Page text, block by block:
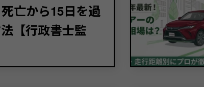
亡から15日を過
【行政書士監